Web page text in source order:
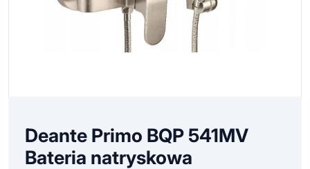
Deante Primo BQP 541MV
Bateria natryskowa